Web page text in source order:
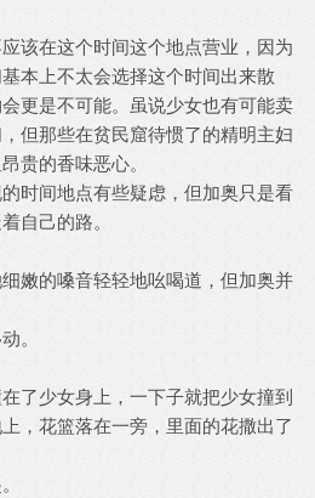
该在这个时间这个地点营业，因为
本上不太会选择这个时间出来散
更是不可能。虽说少女也有可能卖
但那些在贫民窟待惯了的精明主妇
贵的香味恶心。
时间地点有些疑虑，但加奥只是看
自己的路。
嫩的嗓音轻轻地吆喝道，但加奥并
。
了少女身上，一下子就把少女撞到
，花篮落在一旁，里面的花撒出了